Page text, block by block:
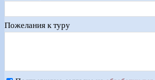
Пожелания к туру